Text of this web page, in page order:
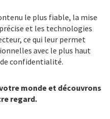
le plus fiable, la mise
et les technologies
ce qui leur permet
avec le plus haut
confidentialité.
monde et découvrons
regard.